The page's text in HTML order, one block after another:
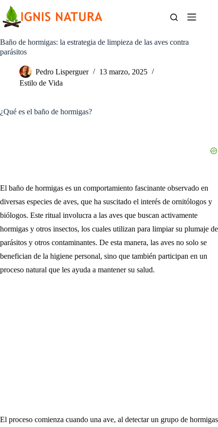
contenido
Baño de hormigas: la estrategia de limpieza de las aves contra
parásitos
Pedro Lisperguer
13 marzo, 2025
Estilo de Vida
¿Qué es el baño de hormigas?
El baño de hormigas es un comportamiento fascinante observado en
diversas especies de aves, que ha suscitado el interés de ornitólogos y
biólogos. Este ritual involucra a las aves que buscan activamente
hormigas y otros insectos, los cuales utilizan para limpiar su plumaje de
parásitos y otros contaminantes. De esta manera, las aves no solo se
benefician de la higiene personal, sino que también participan en un
proceso natural que les ayuda a mantener su salud.
El proceso comienza cuando una ave, al detectar un grupo de hormigas